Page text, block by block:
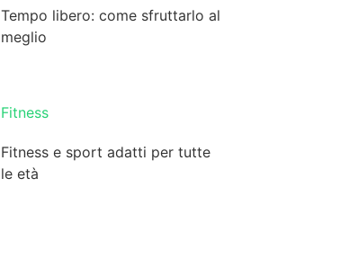
Tempo libero: come sfruttarlo al
meglio
Fitness
Fitness e sport adatti per tutte
le età